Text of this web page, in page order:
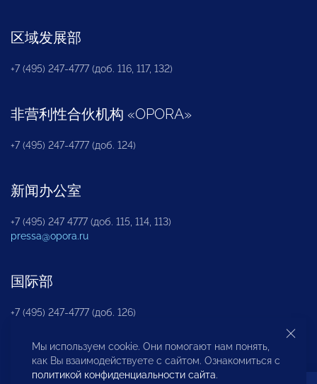
区域发展部
+7 (495) 247-4777 (доб. 116, 117, 132)
非营利性合伙机构 «OPORA»
+7 (495) 247-4777 (доб. 124)
新闻办公室
+7 (495) 247 4777 (доб. 115, 114, 113)
pressa@opora.ru
国际部
+7 (495) 247-4777 (доб. 126)
商投权益保护部
Мы используем cookie. Они помогают нам понять,
как Вы взаимодействуете с сайтом. Ознакомиться с
политикой конфиденциальности сайта.